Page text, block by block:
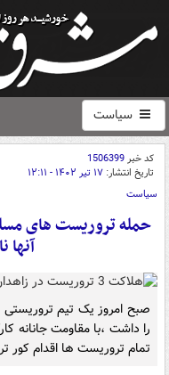
سیاست
کد خبر1506399
تاریخ انتشار: ۱۷ تیر ۱۴۰۲ - ۱۲:۱۱
سیاست
آنها
را داشت ،با مقاومت جانانه
تمام تروریست ها اقدام کور